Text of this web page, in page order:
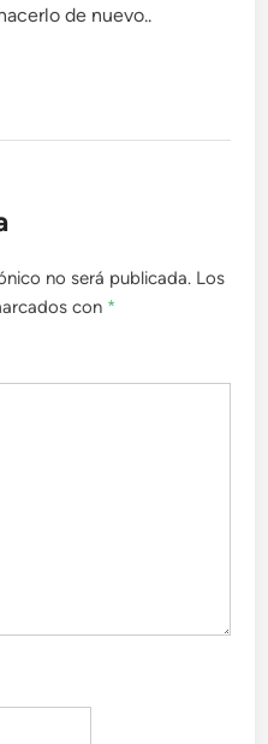
de nuevo..
no será publicada. Los
con *